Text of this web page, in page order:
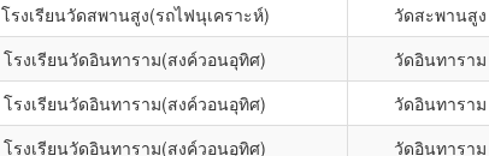
โรงเรียนวัดสพานสูง(รถไฟนุเคราะห์) วัดสะพานสูง
โรงเรียนวัดอินทาราม(สงค์วอนอุทิศ) วัดอินทาราม
โรงเรียนวัดอินทาราม(สงค์วอนอุทิศ) วัดอินทาราม
โรงเรียนวัดอินทาราม(สงค์วอนอุทิศ) วัดอินทาราม